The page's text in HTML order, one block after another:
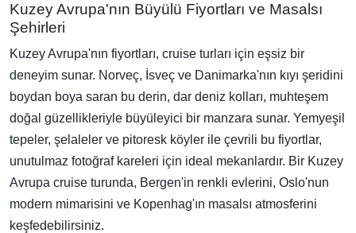
Kuzey Avrupa'nın Büyülü Fiyortları ve Masalsı
Şehirleri
Kuzey Avrupa'nın fiyortları, cruise turları için eşsiz bir
deneyim sunar. Norveç, İsveç ve Danimarka'nın kıyı şeridini
boydan boya saran bu derin, dar deniz kolları, muhteşem
doğal güzellikleriyle büyüleyici bir manzara sunar. Yemyeşil
tepeler, şelaleler ve pitoresk köyler ile çevrili bu fiyortlar,
unutulmaz fotoğraf kareleri için ideal mekanlardır. Bir Kuzey
Avrupa cruise turunda, Bergen'in renkli evlerini, Oslo'nun
modern mimarisini ve Kopenhag'ın masalsı atmosferini
keşfedebilirsiniz.